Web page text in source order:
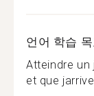
언어 학습
Atteindre un
et que